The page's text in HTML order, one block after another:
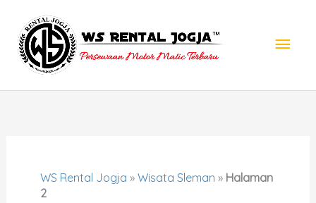
konten
WS Rental Jogja » Wisata Sleman » Halaman
2